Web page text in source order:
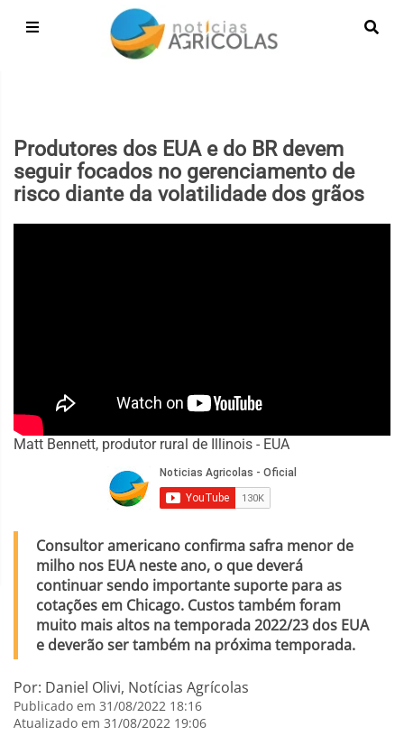
Produtores dos EUA e do BR devem
seguir focados no gerenciamento de
risco diante da volatilidade dos grãos
Matt Bennett, produtor rural de Illinois - EUA
Consultor americano confirma safra menor de
milho nos EUA neste ano, o que deverá
continuar sendo importante suporte para as
cotações em Chicago. Custos também foram
muito mais altos na temporada 2022/23 dos EUA
e deverão ser também na próxima temporada.
Por: Daniel Olivi, Notícias Agrícolas
Publicado em 31/08/2022 18:16
Atualizado em 31/08/2022 19:06